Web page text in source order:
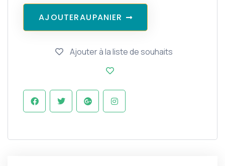
AJ OUTERAUPANIER
Ajouter à la liste de souhaits